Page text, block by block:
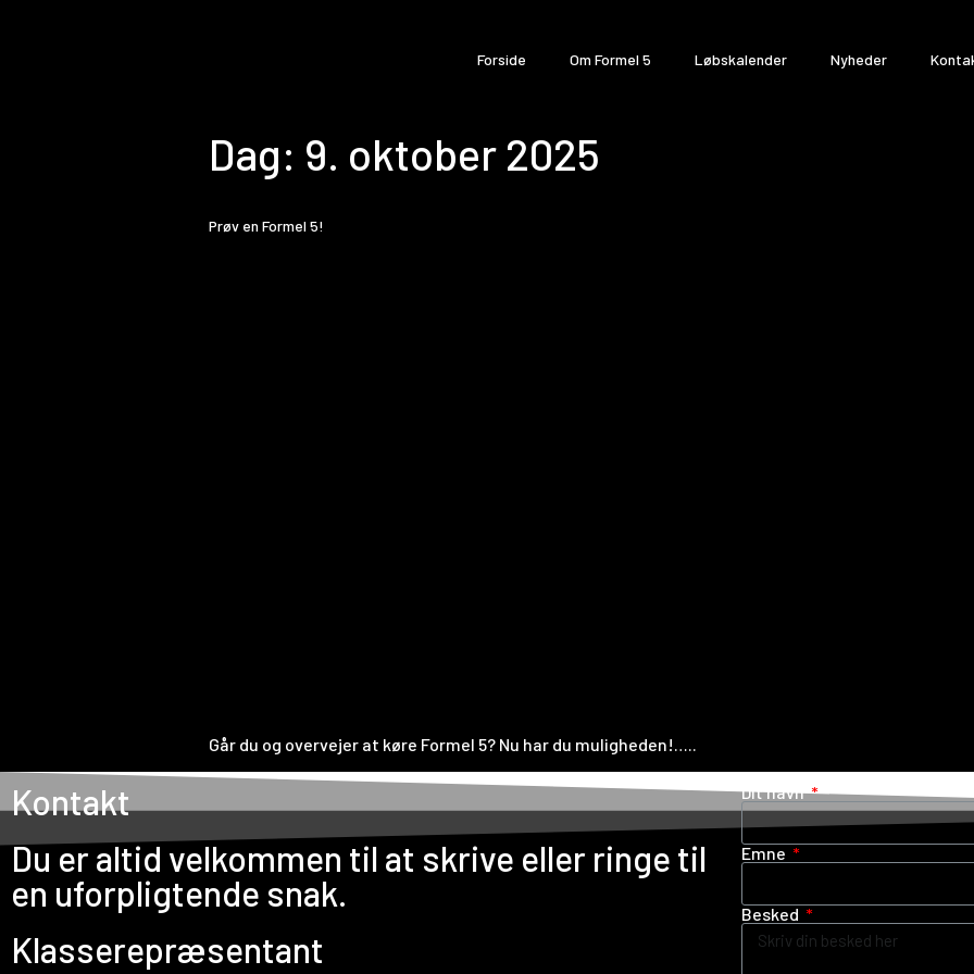
Forside Om Formel 5 Løbskalender Nyheder
Dag: 9. oktober 2025
Prøv en Formel 5!
Går du og overvejer at køre Formel 5? Nu har du muligheden!…..
Kontakt
Du er altid velkommen til at skrive eller ringe til
en uforpligtende snak.
Klasserepræsentant
Dit navn
Emne
Besked